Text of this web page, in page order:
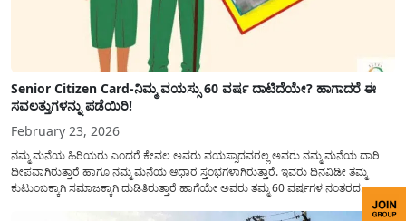
Senior Citizen Card-ನಿಮ್ಮ ವಯಸ್ಸು 60 ವರ್ಷ ದಾಟಿದೆಯೇ? ಹಾಗಾದರೆ ಈ
ಸವಲತ್ತುಗಳನ್ನು ಪಡೆಯಿರಿ!
February 23, 2026
ನಮ್ಮ ಮನೆಯ ಹಿರಿಯರು ಎಂದರೆ ಕೇವಲ ಅವರು ವಯಸ್ಸಾದವರಲ್ಲ ಅವರು ನಮ್ಮ ಮನೆಯ ದಾರಿ
ದೀಪವಾಗಿರುತ್ತಾರೆ ಹಾಗೂ ನಮ್ಮ ಮನೆಯ ಆಧಾರ ಸ್ತಂಭಗಳಾಗಿರುತ್ತಾರೆ. ಇವರು ದಿನವಿಡೀ ತಮ್ಮ
ಕುಟುಂಬಕ್ಕಾಗಿ ಸಮಾಜಕ್ಕಾಗಿ ದುಡಿತಿರುತ್ತಾರೆ ಹಾಗೆಯೇ ಅವರು ತಮ್ಮ 60 ವರ್ಷಗಳ ನಂತರದ
ಜೀವನವನ್ನು ನೆಮ್ಮದಿಯಿಂದ ಕಳೆಯಬೇಕೆಂಬುದು ಪ್ರತಿಯೊಬ್ಬರ ಕನಸಾಗಿರುತ್ತದೆ ಆದ್ದರಿಂದ ಸರ್ಕಾರವು